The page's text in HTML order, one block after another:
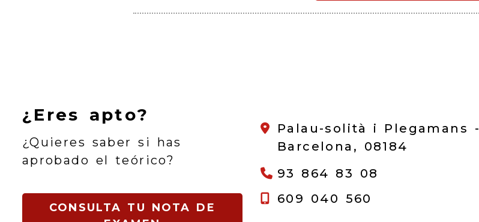
¿Eres apto?
¿Quieres saber si has
aprobado el teórico?
CONSULTA TU NOTA DE
Palau-solità i Plegamans -
Barcelona, 08184
93 864 83 08
609 040 560